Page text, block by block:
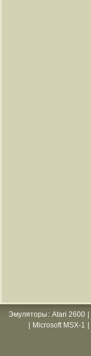
Эмуляторы : Atari 2600
Microsoft MSX-1